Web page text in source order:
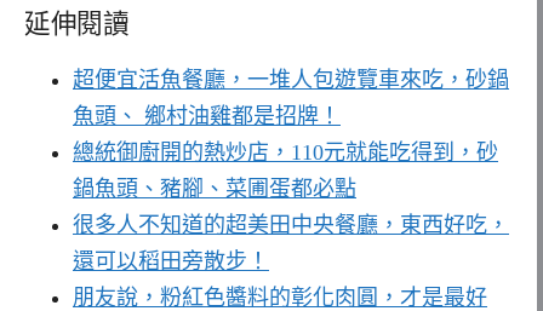
延伸閱讀
超便宜活魚餐廳，一堆人包遊覽車來吃，砂鍋
魚頭、 鄉村油雞都是招牌！
總統御廚開的熱炒店，110元就能吃得到，砂
鍋魚頭、豬腳、菜圃蛋都必點
很多人不知道的超美田中央餐廳，東西好吃，
還可以稻田旁散步！
朋友說，粉紅色醬料的彰化肉圓，才是最好